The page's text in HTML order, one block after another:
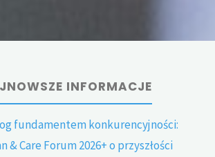
INFORMACJE
fundamentem konkurencyjności:
& Care Forum 2026+ o przyszłości